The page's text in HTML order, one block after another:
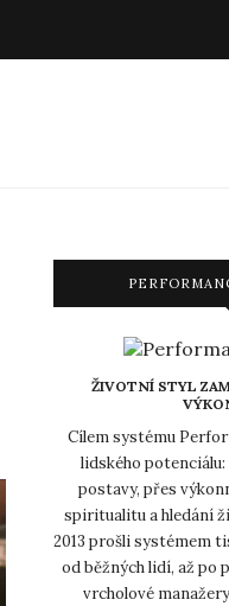
ŽIVOTNÍ STYL
Cílem systému
lidského
postavy, přes
spiritualitu a hledání
2013 prošli systémem
od běžných lidí, až po
vrcholové